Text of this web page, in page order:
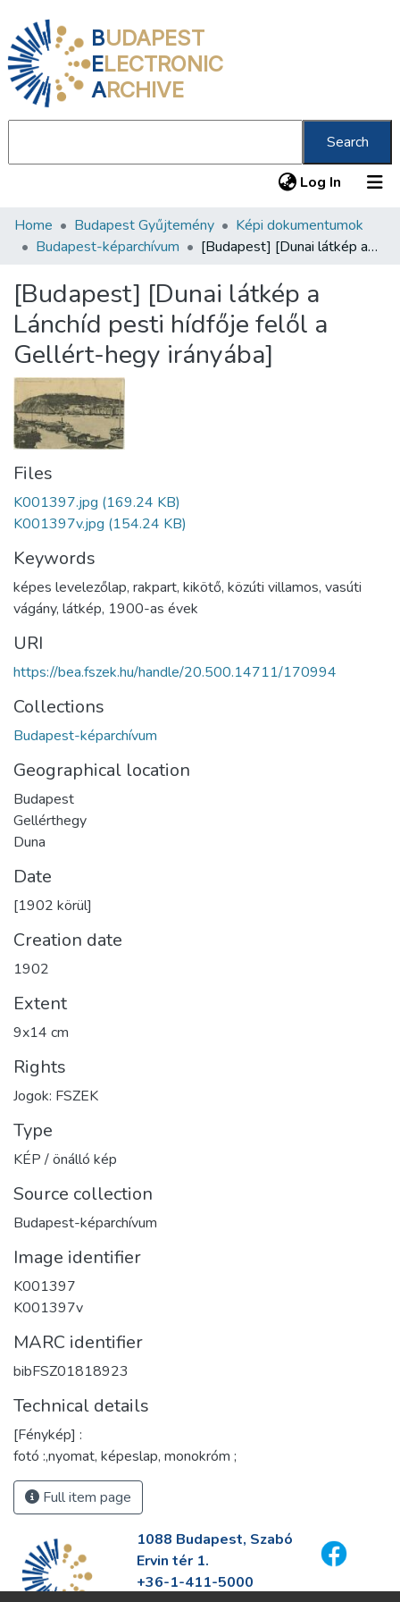
BUDAPEST
ELECTRONIC
ARCHIVE
Search
Log In (current)
Communities & Collections
Statistics
About us
Home Budapest Gyűjtemény
Képi dokumentumok
Budapest-képarchívum
[Budapest] [Dunai látkép a Lánchíd pesti hídfője felől a Gellért-hegy irányába]
[Budapest] [Dunai látkép a
Lánchíd pesti hídfője felől a
Gellért-hegy irányába]
Files
K001397.jpg (169.24 KB)
K001397v.jpg (154.24 KB)
Keywords
képes levelezőlap, rakpart, kikötő, közúti villamos, vasúti
vágány, látkép, 1900-as évek
URI
https://bea.fszek.hu/handle/20.500.14711/170994
Collections
Budapest-képarchívum
Geographical location
Budapest
Gellérthegy
Duna
Date
[1902 körül]
Creation date
1902
Extent
9x14 cm
Rights
Jogok: FSZEK
Type
KÉP / önálló kép
Source collection
Budapest-képarchívum
Image identifier
K001397
K001397v
MARC identifier
bibFSZ01818923
Technical details
[Fénykép] :
fotó :,nyomat, képeslap, monokróm ;
Full item page
1088 Budapest, Szabó
Ervin tér 1.
+36-1-411-5000